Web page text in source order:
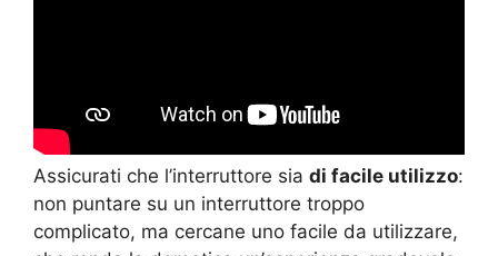
Assicurati che l’interruttore sia di facile utilizzo:
non puntare su un interruttore troppo
complicato, ma cercane uno facile da utilizzare,